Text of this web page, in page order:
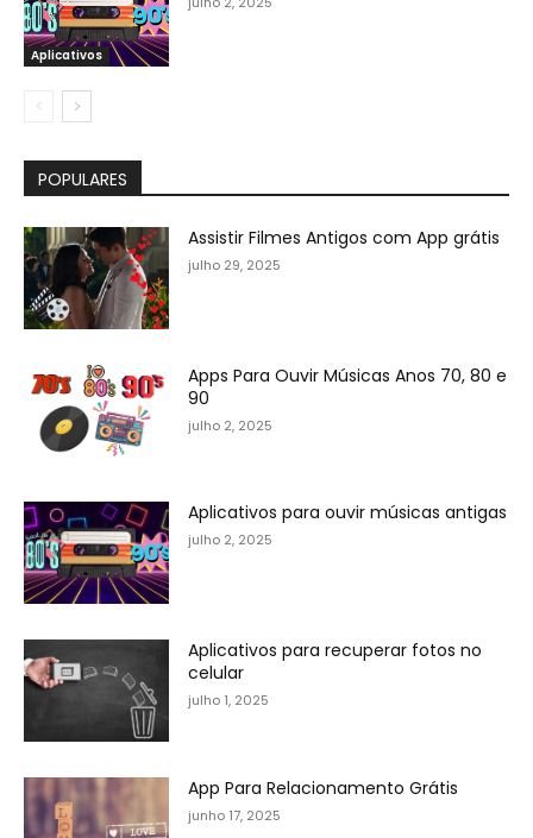
Aplicativos
POPULARES
Assistir Filmes Antigos com App grátis
julho 29, 2025
Apps Para Ouvir Músicas Anos 70, 80 e
90
julho 2, 2025
Aplicativos para ouvir músicas antigas
julho 2, 2025
Aplicativos para recuperar fotos no
celular
julho 1, 2025
App Para Relacionamento Grátis
junho 17, 2025